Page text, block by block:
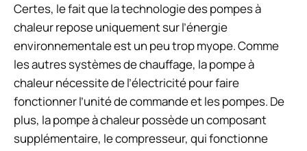
Certes, le fait que la technologie des pompes à
chaleur repose uniquement sur l’énergie
environnementale est un peu trop myope. Comme
les autres systèmes de chauffage, la pompe à
chaleur nécessite de l’électricité pour faire
fonctionner l’unité de commande et les pompes. De
plus, la pompe à chaleur possède un composant
supplémentaire, le compresseur, qui fonctionne